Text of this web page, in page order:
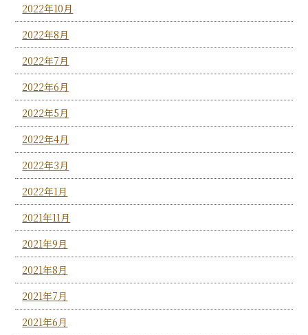
2022年10月
2022年8月
2022年7月
2022年6月
2022年5月
2022年4月
2022年3月
2022年1月
2021年11月
2021年9月
2021年8月
2021年7月
2021年6月